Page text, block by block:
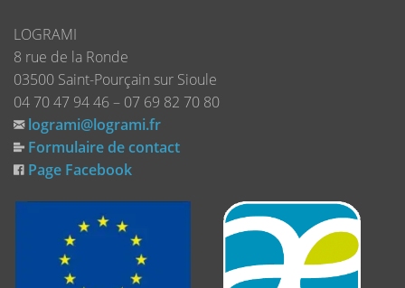
LOGRAMI
8 rue de la Ronde
03500 Saint-Pourçain sur Sioule
04 70 47 94 46 – 07 69 82 70 80
logrami@logrami.fr
Formulaire de contact
Page Facebook